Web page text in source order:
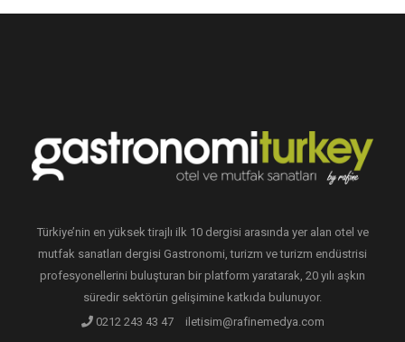
Türkiye’nin en yüksek tirajlı ilk 10 dergisi arasında yer alan otel ve
mutfak sanatları dergisi Gastronomi, turizm ve turizm endüstrisi
profesyonellerini buluşturan bir platform yaratarak, 20 yılı aşkın
süredir sektörün gelişimine katkıda bulunuyor.
0212 243 43 47
iletisim@rafinemedya.com